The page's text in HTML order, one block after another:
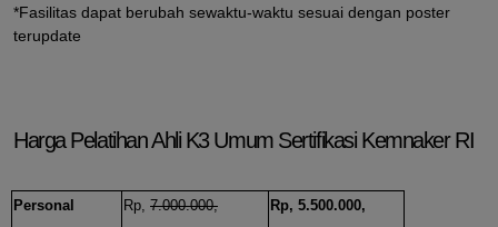
*Fasilitas dapat berubah sewaktu-waktu sesuai dengan poster
terupdate
Harga Pelatihan Ahli K3 Umum Sertifikasi Kemnaker RI
Personal Rp, 7.000.000, Rp, 5.500.000,